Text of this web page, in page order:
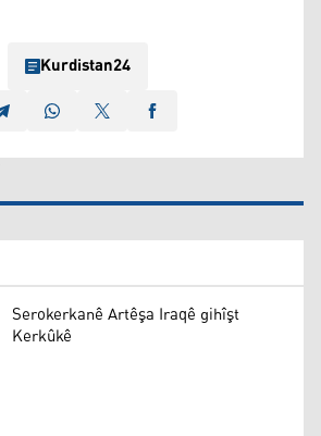
Kurdistan24
Serokerkanê Artêşa Iraqê gihîşt
Kerkûkê